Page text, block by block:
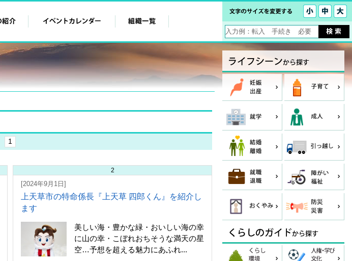
1
2
[2024年9月1日]
上天草市の特命係長『上天草 四郎くん』を紹介し
ます
美しい海・豊かな緑・おいしい海の幸
に山の幸・こぼれおちそうな満天の星
空…予想を超える魅力にあふれ...